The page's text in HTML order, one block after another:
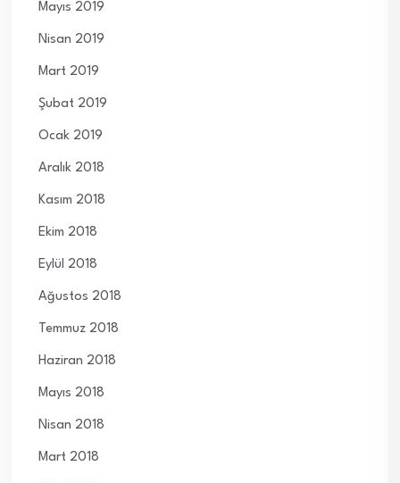
Mayıs 2019
Nisan 2019
Mart 2019
Şubat 2019
Ocak 2019
Aralık 2018
Kasım 2018
Ekim 2018
Eylül 2018
Ağustos 2018
Temmuz 2018
Haziran 2018
Mayıs 2018
Nisan 2018
Mart 2018